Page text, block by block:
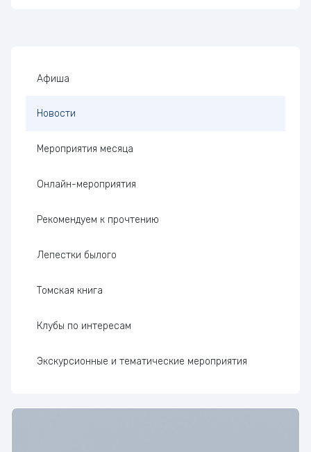
Афиша
Новости
Мероприятия месяца
Онлайн-мероприятия
Рекомендуем к прочтению
Лепестки былого
Томская книга
Клубы по интересам
Экскурсионные и тематические мероприятия